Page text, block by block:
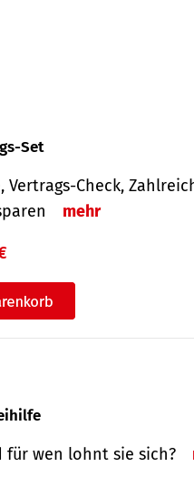
Set
Vertrags-Check,
mehr
für wen lohnt sie sich?